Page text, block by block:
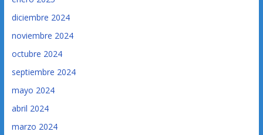
diciembre 2024
noviembre 2024
octubre 2024
septiembre 2024
mayo 2024
abril 2024
marzo 2024